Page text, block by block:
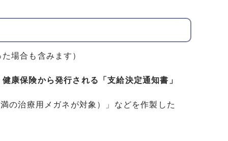
場合も含みます）
健康保険から発行される「支給決定通知書」
の治療用メガネが対象）」などを作製した